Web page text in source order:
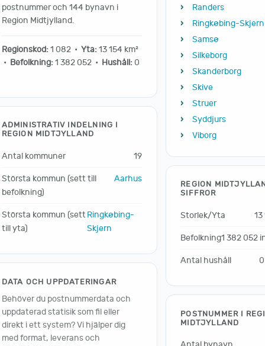
postnummer och 144 bynavn i
Region Midtjylland.
Regionskod:1 082 • Yta:13 154 km²
• Befolkning:1 382 052 • Hushåll:0
ADMINISTRATIV INDELNING I
REGION MIDTJYLLAND
Antal kommuner 19
Största kommun (sett till
befolkning)
Aarhus
Största kommun (sett
till yta)
Ringkøbing-
Skjern
DATA OCH UPPDATERINGAR
Behöver du postnummerdata och
uppdaterad statisik som fil eller
direkt i ett system? Vi hjälper dig
med format, leverans och
Randers
Ringkøbing-Skjern
Samsø
Silkeborg
Skanderborg
Skive
Struer
Syddjurs
Viborg
REGION
SIFFROR
Storlek/Yta 13
Befolkning1 382 052
Antal hushåll
POSTNUMMER I
MIDTJYLLAND